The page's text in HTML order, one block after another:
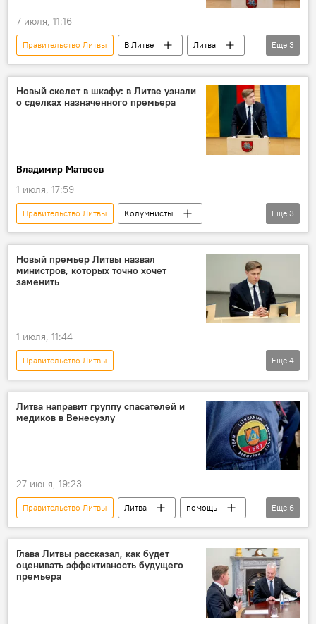
7 июля, 11:16
Правительство Литвы В Литве
Литва
Миндаугас Синкявичюс
Перемены в правящей коалиции
Политика
Еще 3
Новый скелет в шкафу: в Литве узнали
о сделках назначенного премьера
Владимир Матвеев
1 июля, 17:59
Правительство Литвы
Колумнисты
Миндаугас Синкявичюс
Юозас Олекас
Литва
Еще 3
Новый премьер Литвы назвал
министров, которых точно хочет
заменить
1 июля, 11:44
Правительство Литвы
Перемены в правящей коалиции
Литва
Миндаугас Синкявичюс
Еще 4
Литва направит группу спасателей и
медиков в Венесуэлу
27 июня, 19:23
Правительство Литвы Литва
помощь
гуманитарная помощь
Венесуэла
спасатели
землетрясение
Общество
Еще 6
Глава Литвы рассказал, как будет
оценивать эффективность будущего
премьера